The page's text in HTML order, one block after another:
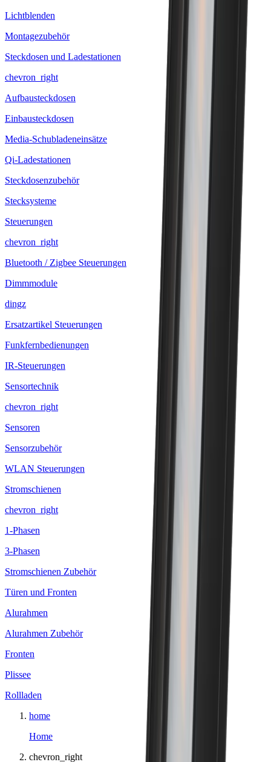
Lichtblenden
Montagezubehör
Steckdosen und Ladestationen
chevron_right
Aufbausteckdosen
Einbausteckdosen
Media-Schubladeneinsätze
Qi-Ladestationen
Steckdosenzubehör
Stecksysteme
Steuerungen
chevron_right
Bluetooth / Zigbee Steuerungen
Dimmmodule
dingz
Ersatzartikel Steuerungen
Funkfernbedienungen
IR-Steuerungen
Sensortechnik
chevron_right
Sensoren
Sensorzubehör
WLAN Steuerungen
Stromschienen
chevron_right
1-Phasen
3-Phasen
Stromschienen Zubehör
Türen und Fronten
Alurahmen
Alurahmen Zubehör
Fronten
Plissee
Rollladen
home
Home
chevron_right